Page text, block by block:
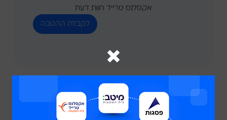
אקסלנס טרייד חוות דעת